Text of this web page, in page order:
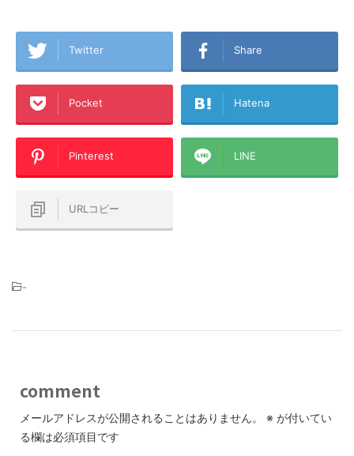
Twitter Share
Pocket Hatena
Pinterest LINE
URLコピー
-
comment
メールアドレスが公開されることはありません。 ※ が付いてい
る欄は必須項目です